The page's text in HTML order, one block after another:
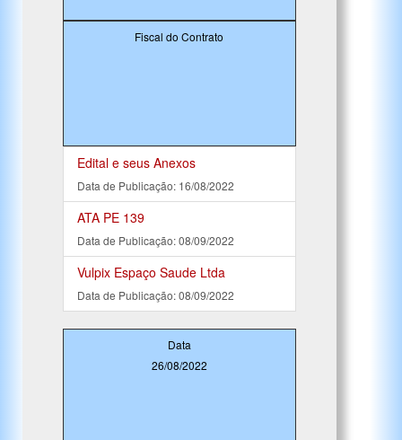
Fiscal do Contrato
Edital e seus Anexos
Data de Publicação: 16/08/2022
ATA PE 139
Data de Publicação: 08/09/2022
Vulpix Espaço Saude Ltda
Data de Publicação: 08/09/2022
Data
26/08/2022